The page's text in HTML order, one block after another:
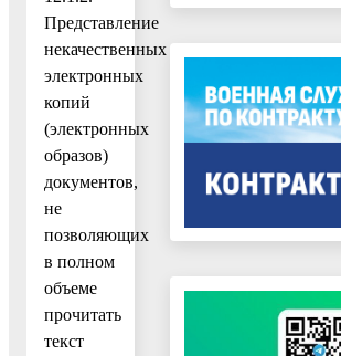
Представление
некачественных
электронных
копий
(электронных
образов)
документов,
не
позволяющих
в полном
объеме
прочитать
текст